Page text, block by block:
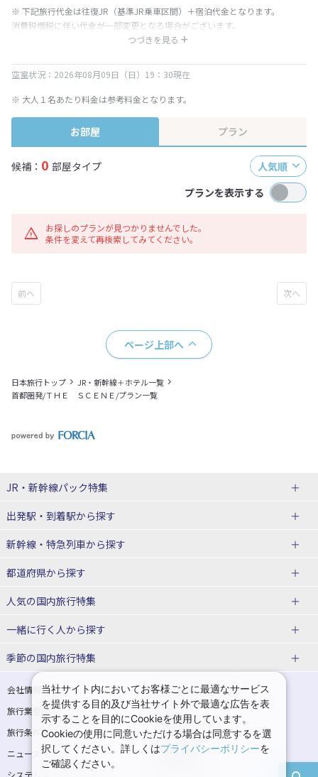
つづきを見る
※ 下記旅行代金は往復JR（基準JR乗車区間）＋宿泊代金となります。
消費税増税に伴い代金が一部変更となる場合がございます。
※ 表示されている旅行代金・プラン内容は一定時間ごとに更新されます。最
空室状況：2026年08月09日（日）19：30現在
※ 大人１名あたり料金は参考料金となります。
お部屋 プラン
候補： 0 部屋タイプ
人気順
プランを表示する
お探しのプランが見つかりませんでした。
条件を変えて再検索してみてください。
ページ上部へ
日本旅行トップ
JR・新幹線＋ホテル一覧
首都圏発/ＴＨＥ ＳＣＥＮＥ/プラン一覧
JR・新幹線パック特集
JR・新幹線＋ホテルパック
出張パック
出発駅・到着駅から探す
秋田⇔東京 新幹線パック
仙台→東京 新幹線パック
富山⇔東京 新幹線パック
東京→仙台 新幹線パック
東京→金沢 新幹線パック
東京⇔軽井沢 新幹線パック 東京→長野 新幹線パック
東京→名古屋 新幹線パック 東京→京都 新幹線パック
東京→大阪（新大阪） 新幹線パッ
ク
東京→神戸（新神戸） 新幹線パッ
ク
新幹線・特急列車から探す
北海道新幹線 旅行
山形新幹線 旅行
東海道新幹線 旅行
上越新幹線 旅行
九州新幹線 旅行 西九州新幹線 旅行
特急サンダーバード 旅行
都道府県から探す
北海道旅行・ツアー
東北
青森旅行・ツアー 岩手旅行・ツアー
宮城旅行・ツアー 秋田旅行・ツアー
山形旅行・ツアー 福島旅行・ツアー
関東
人気の国内旅行特集
東京ディズニーリゾート®への旅
ユニバーサル・スタジオ・ジャパ
温泉旅行 日帰り旅行
一緒に行く人から探す
一人旅 国内版
カップル・夫婦旅行 国内版 女子旅 国内版
卒業旅行・学生旅行 国内版
季節の国内旅行特集
桜・お花見特集
ゴールデンウィーク（GW）の国内
旅行
夏休み・お盆の国内旅行 7月の国内旅行
8月の国内旅行 9月の国内旅行
会社情報
プライバシーポリシー
旅行業登録票・約款
規約集
旅行条件書
商標について
ニュースリリース
採用情報
システムメンテナンスの
当社サイト内においてお客様ごとに最適なサービス
を提供する目的及び当社サイト外で最適な広告を表
示することを目的にCookieを使用しています。
Cookieの使用に同意いただける場合は同意するを選
択してください。詳しくはプライバシーポリシーを
ご確認ください。